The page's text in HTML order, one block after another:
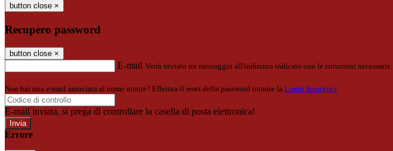
button close ×
Recupero password
button close ×
E-mail Verrà inviato un messaggio all'indirizzo indicato con le istruzioni necessarie.
Non hai una e-mail associata al nome utente? Effettua il reset della password tramite la Login Spaggiari
E-mail inviata, si prega di controllare la casella di posta elettronica!
Errore